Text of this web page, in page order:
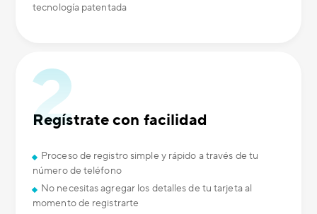
tecnología patentada
Regístrate con facilidad
Proceso de registro simple y rápido a través de tu
número de teléfono
No necesitas agregar los detalles de tu tarjeta al
momento de registrarte